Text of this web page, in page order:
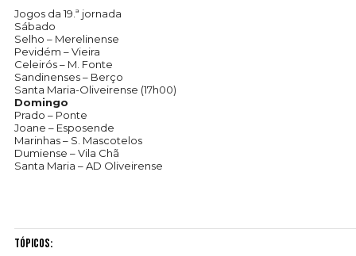
Jogos da 19.ª jornada
Sábado
Selho – Merelinense
Pevidém – Vieira
Celeirós – M. Fonte
Sandinenses – Berço
Santa Maria-Oliveirense (17h00)
Domingo
Prado – Ponte
Joane – Esposende
Marinhas – S. Mascotelos
Dumiense – Vila Chã
Santa Maria – AD Oliveirense
Tópicos: